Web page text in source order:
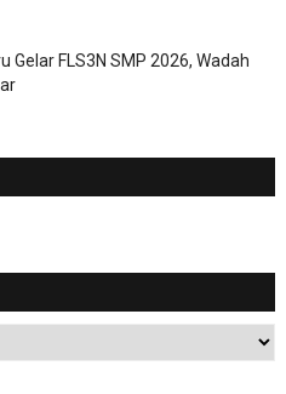
Gelar FLS3N SMP 2026, Wadah